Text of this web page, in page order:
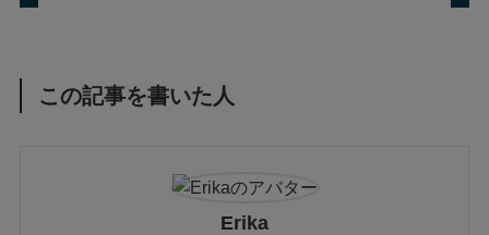
この記事を書いた人
Erika